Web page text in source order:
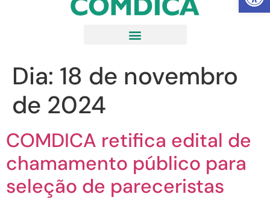
Dia: 18 de novembro
de 2024
COMDICA retifica edital de
chamamento público para
seleção de pareceristas